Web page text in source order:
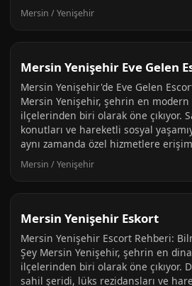
Mersin / Yenişehir
Mersin Yenişehir Eve Gelen
Mersin Yenişehir'de Eve Gelen
Mersin Yenişehir, şehrin en
ilçelerinden biri olarak öne çıkıyor.
konutları ve hareketli sosyal
aynı zamanda özel hizmetlere
Mersin / Yenişehir
Mersin Yenişehir Eskort
Mersin Yenişehir Escort Rehberi:
Şey Mersin Yenişehir, şehrin en
ilçelerinden biri olarak öne çıkıyor.
sahil şeridi, lüks rezidansları ve